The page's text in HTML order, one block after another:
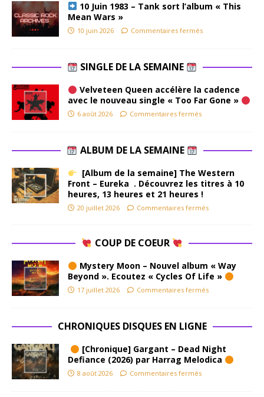
10 Juin 1983 – Tank sort l’album « This
Mean Wars »
10 juin 2026 Commentaires fermés
SINGLE DE LA SEMAINE
Velveteen Queen accélère la cadence
avec le nouveau single « Too Far Gone »
6 août 2026 Commentaires fermés
ALBUM DE LA SEMAINE
[Album de la semaine] The Western
Front – Eureka . Découvrez les titres à 10
heures, 13 heures et 21 heures !
20 juillet 2026 Commentaires fermés
COUP DE COEUR
Mystery Moon – Nouvel album « Way
Beyond ». Ecoutez « Cycles Of Life »
17 juillet 2026 Commentaires fermés
CHRONIQUES DISQUES EN LIGNE
[Chronique] Gargant – Dead Night
Defiance (2026) par Harrag Melodica
8 août 2026 Commentaires fermés